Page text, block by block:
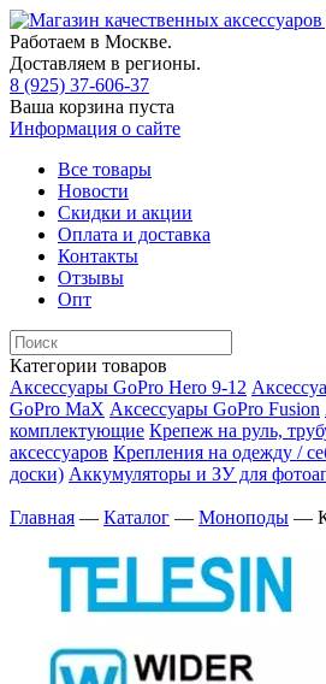
Работаем в Москве.
Доставляем в регионы.
8 (925) 37-606-37
Ваша корзина пуста
Информация о сайте
Все товары
Новости
Скидки и акции
Оплата и доставка
Контакты
Отзывы
Опт
Категории товаров
Аксессуары GoPro Hero 9-12
GoPro MaX Аксессуары GoPro Fusion
комплектующие Крепеж на руль,
аксессуаров Крепления на одежду /
доски) Аккумуляторы и ЗУ для
Главная — Каталог — Моноподы —